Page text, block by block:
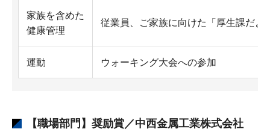
家族を含めた
健康管理
従業員、ご家族に向けた「厚生課だよ
運動 ウォーキング大会への参加
【職場部門】奨励賞／中西金属工業株式会社